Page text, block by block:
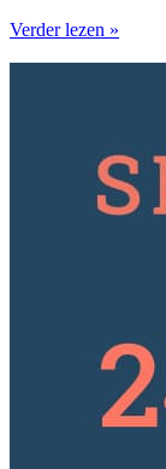
Verder lezen »